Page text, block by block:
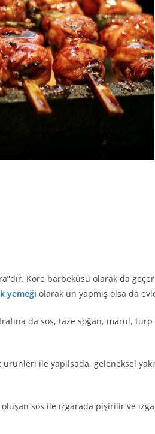
Kore barbeküsü olarak da
yemeği olarak ün yapmış olsa da
da sos, taze soğan, marul,
ürünleri ile yapılsada, geleneksel
sos ile ızgarada pişirilir ve